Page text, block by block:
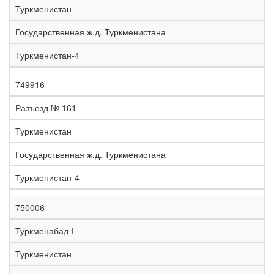
Туркменистан
Государственная ж.д. Туркменистана
Туркменистан-4
749916
Разъезд № 161
Туркменистан
Государственная ж.д. Туркменистана
Туркменистан-4
750006
Туркменабад I
Туркменистан